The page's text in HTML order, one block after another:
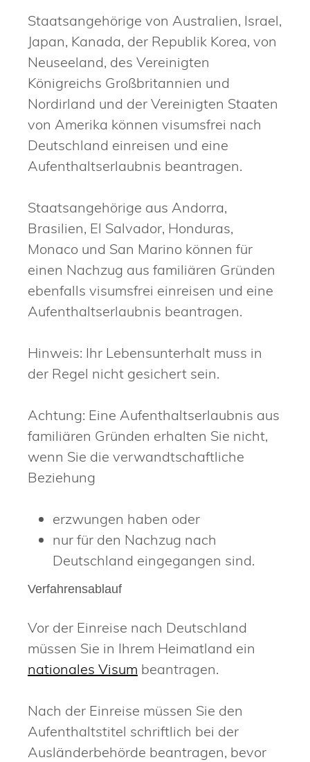
Staatsangehörige von Australien, Israel,
Japan, Kanada, der Republik Korea, von
Neuseeland, des Vereinigten
Königreichs Großbritannien und
Nordirland und der Vereinigten Staaten
von Amerika können visumsfrei nach
Deutschland einreisen und eine
Aufenthaltserlaubnis beantragen.
Staatsangehörige aus Andorra,
Brasilien, El Salvador, Honduras,
Monaco und San Marino können für
einen Nachzug aus familiären Gründen
ebenfalls visumsfrei einreisen und eine
Aufenthaltserlaubnis beantragen.
Hinweis: Ihr Lebensunterhalt muss in
der Regel nicht gesichert sein.
Achtung: Eine Aufenthaltserlaubnis aus
familiären Gründen erhalten Sie nicht,
wenn Sie die verwandtschaftliche
Beziehung
erzwungen haben oder
nur für den Nachzug nach
Deutschland eingegangen sind.
Verfahrensablauf
Vor der Einreise nach Deutschland
müssen Sie in Ihrem Heimatland ein
nationales Visum beantragen.
Nach der Einreise müssen Sie den
Aufenthaltstitel schriftlich bei der
Ausländerbehörde beantragen, bevor